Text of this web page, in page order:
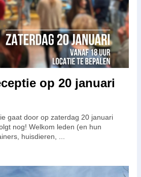
op 20 januari
gaat door op zaterdag 20 januari
nog! Welkom leden (en hun
huisdieren, ...